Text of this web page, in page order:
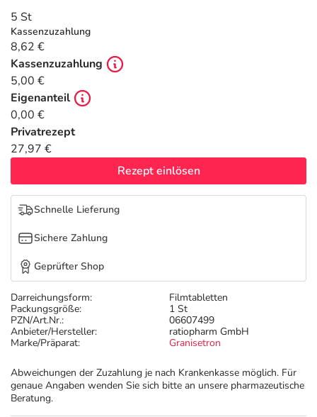
Tierapotheke
Vitamine & Mineralstoffe
Marken
Salus Deals
Darreichungsform:
Filmtabletten
Packungsgröße:
1 St
PZN/Art.Nr.:
06607499
Anbieter/Hersteller:
ratiopharm GmbH
Marke/Präparat:
Granisetron
Abweichungen der Zuzahlung je nach Krankenkasse möglich. Für
genaue Angaben wenden Sie sich bitte an unsere pharmazeutische
Beratung.
5 St
Kassenzuzahlung
8,62 €
Kassenzuzahlung
5,00 €
Eigenanteil
0,00 €
Privatrezept
27,97 €
Rezept einlösen
Schnelle Lieferung
Sichere Zahlung
Geprüfter Shop